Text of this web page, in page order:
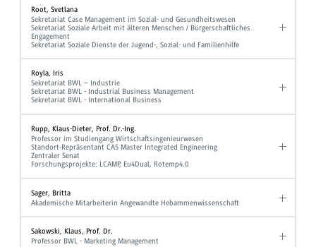
Root, Svetlana
Sekretariat Case Management im Sozial- und Gesundheitswesen
Sekretariat Soziale Arbeit mit älteren Menschen / Bürgerschaftliches
Engagement
Sekretariat Soziale Dienste der Jugend-, Sozial- und Familienhilfe
Royla, Iris
Sekretariat BWL – Industrie
Sekretariat BWL - Industrial Business Management
Sekretariat BWL - International Business
Rupp, Klaus-Dieter, Prof. Dr.-Ing.
Professor im Studiengang Wirtschaftsingenieurwesen
Standort-Repräsentant CAS Master Integrated Engineering
Zentraler Senat
Forschungsprojekte: LCAMP, Eu4Dual, Rotemp4.0
Sager, Britta
Akademische Mitarbeiterin Angewandte Hebammenwissenschaft
Sakowski, Klaus, Prof. Dr.
Professor BWL - Marketing Management